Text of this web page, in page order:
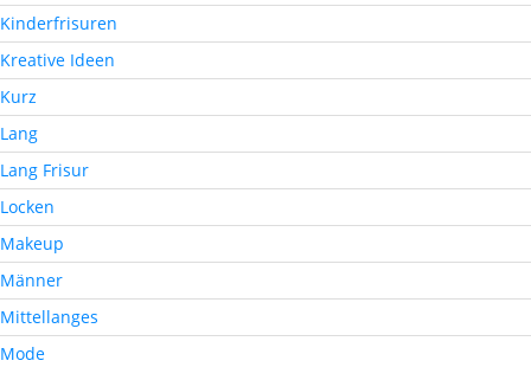
Kinderfrisuren
Kreative Ideen
Kurz
Lang
Lang Frisur
Locken
Makeup
Männer
Mittellanges
Mode